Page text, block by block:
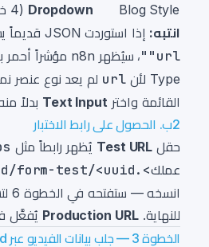
Blog Style
Dropdown (4 خيارات)
انتبه: إذا استوردت JSON قديماً يستخدم
"url"
Type لأن
url لم يعد نوع عنصر
القائمة واختر Text Input بدلاً
2ب. الحصول على رابط الاختبار
حقل Test URL يُظهر رابطاً مثل
عملك>.app.n8n.cloud/form-test/<uuid>
للنهاية.Production URL يُفعَّل
الخطوة 3 — جلب بيانات الفيديو عبر oEmbed